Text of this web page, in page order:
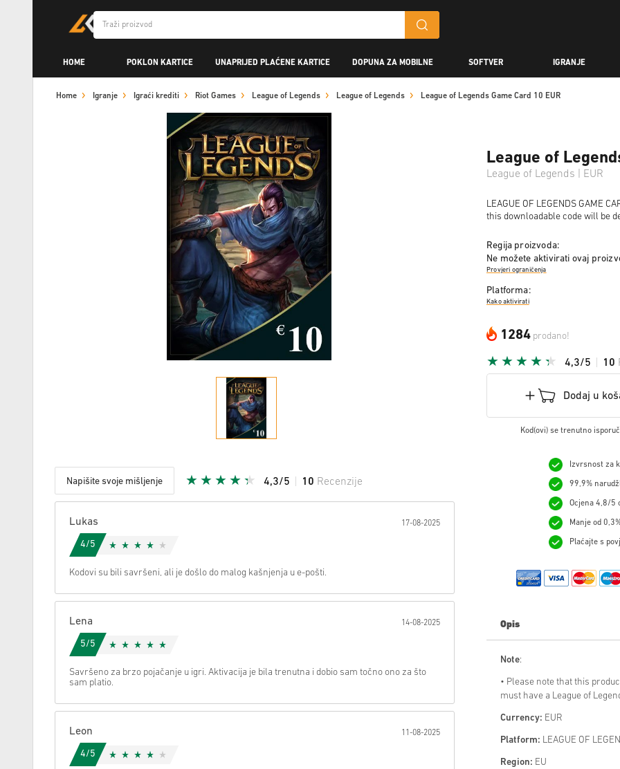
HOME POKLON KARTICE UNAPRIJED PLAĆENE KARTICE DOPUNA ZA MOBILNE SOFTVER IGRANJE
Home Igranje Igraći krediti Riot Games League of Legends League of Legends League of Legends Game Card 10 EUR
Napišite svoje mišljenje 4,3/5 10 Recenzije
Možemo li vam pomoći oko nečega?
Lukas 17-08-2025
4/5
Kodovi su bili savršeni, ali je došlo do malog kašnjenja u e-pošti.
Lena 14-08-2025
5/5
Savršeno za brzo pojačanje u igri. Aktivacija je bila trenutna i dobio sam točno ono za što
sam platio.
Leon 11-08-2025
4/5
League of
League of Legends | EUR
LEAGUE OF LEGENDS GAME
this downloadable code will be
Regija proizvoda:
Ne možete aktivirati ovaj
Provjeri ograničenja
Platforma:
Kako aktivirati
1284 prodano!
4,3/5 10
Dodaj u
Kod(ovi) se trenutno
Izvrsnost za
99,9%
Ocjena 4,8/5
Manje od
Plaćajte s
Opis
Note:
• Please note that this
must have a League of
Currency: EUR
Platform: LEAGUE OF
Region: EU